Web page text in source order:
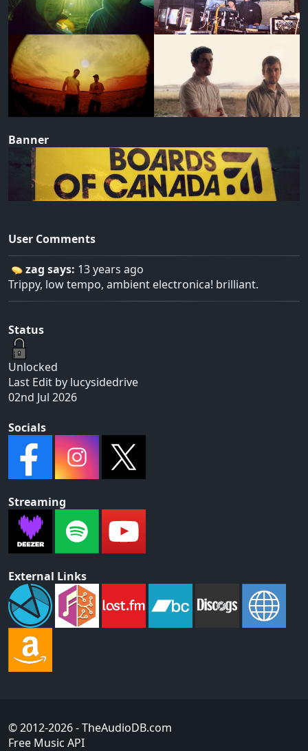
Banner
User Comments
zag says: 13 years ago
Trippy, low tempo, ambient electronica! brilliant.
Status
Unlocked
Last Edit by lucysidedrive
02nd Jul 2026
Socials
Streaming
External Links
© 2012-2026- TheAudioDB.com
Free Music API